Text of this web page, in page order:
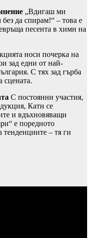
„Вдигаш ми
да спирам!“ – това е
песента в химн на
носи почерка на
зад едни от най-
С тях зад гърба
сцената.
С постоянни участия,
Кати се
и вдъхновяващи
е поредното
тенденциите – тя ги